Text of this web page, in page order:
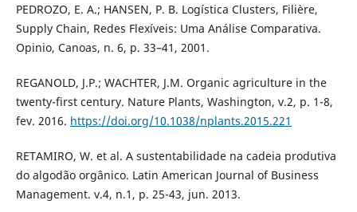
PEDROZO, E. A.; HANSEN, P. B. Logística Clusters, Filière,
Supply Chain, Redes Flexíveis: Uma Análise Comparativa.
Opinio, Canoas, n. 6, p. 33–41, 2001.
REGANOLD, J.P.; WACHTER, J.M. Organic agriculture in the
twenty-first century. Nature Plants, Washington, v.2, p. 1-8,
fev. 2016. https://doi.org/10.1038/nplants.2015.221
RETAMIRO, W. et al. A sustentabilidade na cadeia produtiva
do algodão orgânico. Latin American Journal of Business
Management. v.4, n.1, p. 25-43, jun. 2013.